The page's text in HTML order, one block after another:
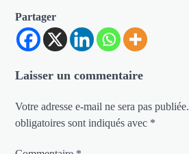
Partager
Laisser un commentaire
Votre adresse e-mail ne sera pas publiée.
obligatoires sont indiqués avec *